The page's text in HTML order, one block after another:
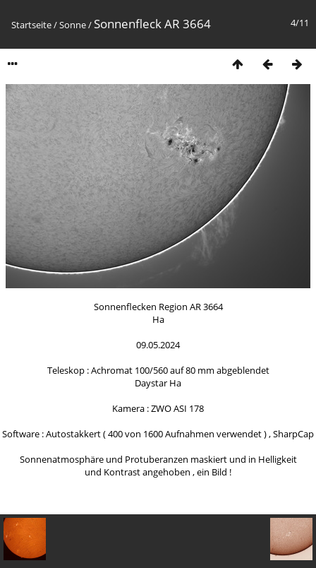
4/11
Startseite/Sonne/ Sonnenfleck AR 3664
Sonnenflecken Region AR 3664
Ha
09.05.2024
Teleskop : Achromat 100/560 auf 80 mm abgeblendet
Daystar Ha
Kamera : ZWO ASI 178
Software : Autostakkert ( 400 von 1600 Aufnahmen verwendet ) , SharpCap
Sonnenatmosphäre und Protuberanzen maskiert und in Helligkeit
und Kontrast angehoben , ein Bild !